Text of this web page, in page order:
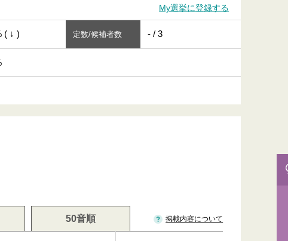
My選挙に登録する
( ↓ ) 定数/候補者数 - / 3
50音順 掲載内容について